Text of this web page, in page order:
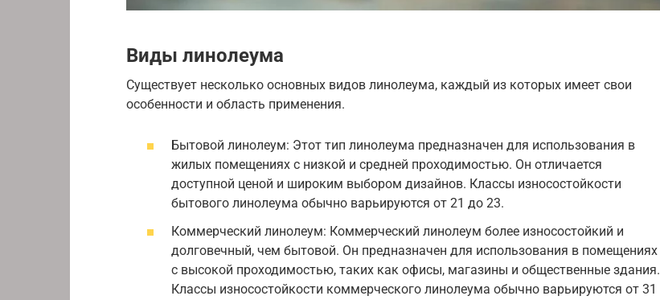
Виды линолеума
Существует несколько основных видов линолеума, каждый из которых имеет свои
особенности и область применения.
Бытовой линолеум: Этот тип линолеума предназначен для использования в
жилых помещениях с низкой и средней проходимостью. Он отличается
доступной ценой и широким выбором дизайнов. Классы износостойкости
бытового линолеума обычно варьируются от 21 до 23.
Коммерческий линолеум: Коммерческий линолеум более износостойкий и
долговечный, чем бытовой. Он предназначен для использования в помещениях
с высокой проходимостью, таких как офисы, магазины и общественные здания.
Классы износостойкости коммерческого линолеума обычно варьируются от 31